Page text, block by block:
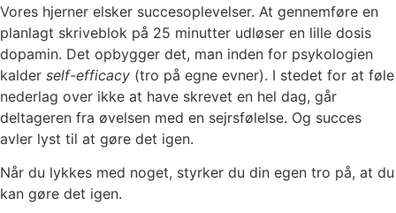
Vores hjerner elsker succesoplevelser. At gennemføre en
planlagt skriveblok på 25 minutter udløser en lille dosis
dopamin. Det opbygger det, man inden for psykologien
kalder self-efficacy (tro på egne evner). I stedet for at føle
nederlag over ikke at have skrevet en hel dag, går
deltageren fra øvelsen med en sejrsfølelse. Og succes
avler lyst til at gøre det igen.
Når du lykkes med noget, styrker du din egen tro på, at du
kan gøre det igen.